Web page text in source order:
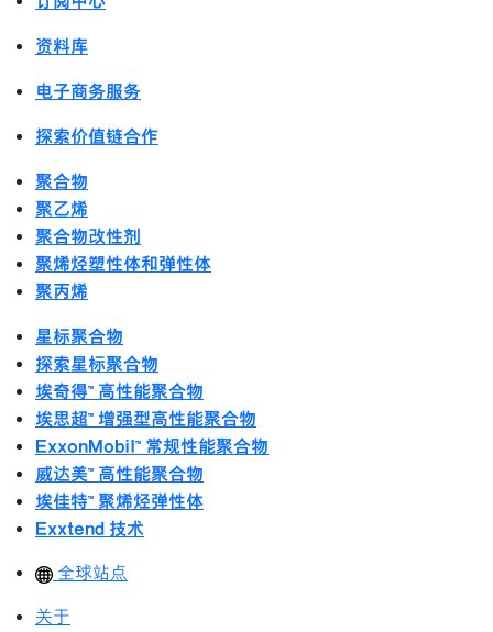
资料库
电子商务服务
探索价值链合作
聚合物
聚乙烯
聚合物改性剂
聚烯烃塑性体和弹性体
聚丙烯
星标聚合物
探索星标聚合物
埃奇得™ 高性能聚合物
埃思超™ 增强型高性能聚合物
ExxonMobil™ 常规性能聚合物
威达美™ 高性能聚合物
埃佳特™ 聚烯烃弹性体
Exxtend 技术
全球站点
关于